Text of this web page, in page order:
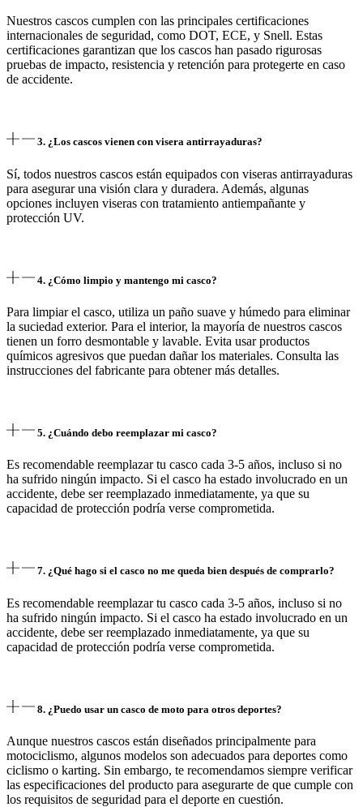
Nuestros cascos cumplen con las principales certificaciones
internacionales de seguridad, como DOT, ECE, y Snell. Estas
certificaciones garantizan que los cascos han pasado rigurosas
pruebas de impacto, resistencia y retención para protegerte en caso
de accidente.
3. ¿Los cascos vienen con visera antirrayaduras?
Sí, todos nuestros cascos están equipados con viseras antirrayaduras
para asegurar una visión clara y duradera. Además, algunas
opciones incluyen viseras con tratamiento antiempañante y
protección UV.
4. ¿Cómo limpio y mantengo mi casco?
Para limpiar el casco, utiliza un paño suave y húmedo para eliminar
la suciedad exterior. Para el interior, la mayoría de nuestros cascos
tienen un forro desmontable y lavable. Evita usar productos
químicos agresivos que puedan dañar los materiales. Consulta las
instrucciones del fabricante para obtener más detalles.
5. ¿Cuándo debo reemplazar mi casco?
Es recomendable reemplazar tu casco cada 3-5 años, incluso si no
ha sufrido ningún impacto. Si el casco ha estado involucrado en un
accidente, debe ser reemplazado inmediatamente, ya que su
capacidad de protección podría verse comprometida.
7. ¿Qué hago si el casco no me queda bien después de comprarlo?
Es recomendable reemplazar tu casco cada 3-5 años, incluso si no
ha sufrido ningún impacto. Si el casco ha estado involucrado en un
accidente, debe ser reemplazado inmediatamente, ya que su
capacidad de protección podría verse comprometida.
8. ¿Puedo usar un casco de moto para otros deportes?
Aunque nuestros cascos están diseñados principalmente para
motociclismo, algunos modelos son adecuados para deportes como
ciclismo o karting. Sin embargo, te recomendamos siempre verificar
las especificaciones del producto para asegurarte de que cumple con
los requisitos de seguridad para el deporte en cuestión.